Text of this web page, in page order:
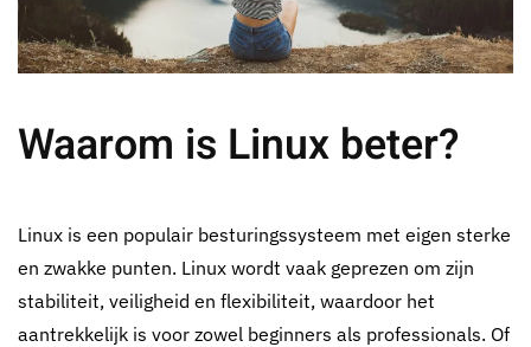
Waarom is Linux beter?
Linux is een populair besturingssysteem met eigen sterke
en zwakke punten. Linux wordt vaak geprezen om zijn
stabiliteit, veiligheid en flexibiliteit, waardoor het
aantrekkelijk is voor zowel beginners als professionals. Of